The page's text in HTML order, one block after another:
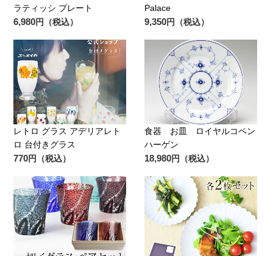
ラティッシ プレート
6,980円（税込）
Palace
9,350円（税込）
レトロ グラス アデリアレト
ロ 台付きグラス
770円（税込）
食器 お皿 ロイヤルコペン
ハーゲン
18,980円（税込）